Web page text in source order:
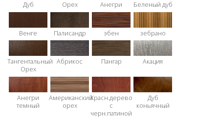
Дуб Орех Анегри Беленый дуб
Венге Палисандр эбен зебрано
Тангентальный
Орех
Абрикос Пангар Акация
Анегри
темный
Американский
орех
Красн.дерево
с
черн.патиной
Дуб
коньячный